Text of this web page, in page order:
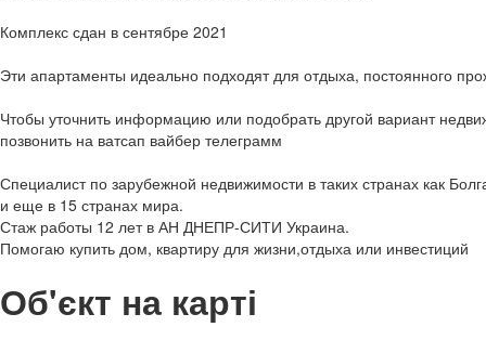
Комплекс сдан в сентябре 2021
Эти апартаменты идеально подходят для отдыха, постоянного
Чтобы уточнить информацию или подобрать другой вариант
позвонить на ватсап вайбер телеграмм
Специалист по зарубежной недвижимости в таких странах как
и еще в 15 странах мира.
Стаж работы 12 лет в АН ДНЕПР-СИТИ Украина.
Помогаю купить дом, квартиру для жизни,отдыха или инвестиций
Об'єкт на карті